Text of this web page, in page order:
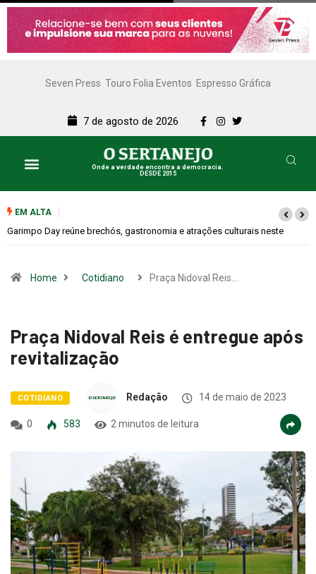
Seven Press Touro Folia Eventos Espresso Gráfica
7 de agosto de 2026
Onde a verdade encontra a democracia.
DESDE 2015
EM ALTA
Bugonia transforma paranoia e conspiração em um suspense
Home Cotidiano Praça Nidoval Reis…
Praça Nidoval Reis é entregue após
revitalização
COTIDIANO Redação 14 de maio de 2023
0 583 2 minutos de leitura